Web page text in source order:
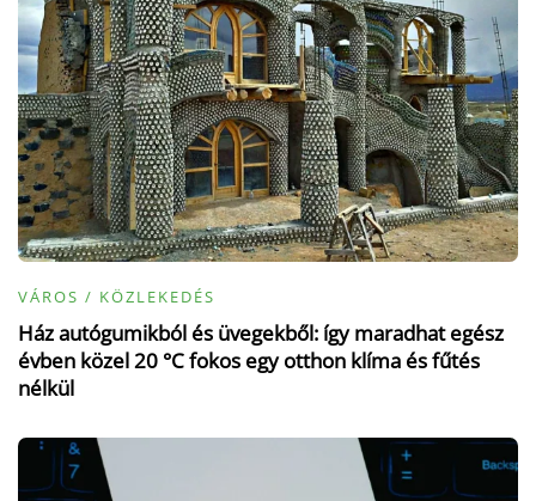
VÁROS / KÖZLEKEDÉS
Ház autógumikból és üvegekből: így maradhat egész
évben közel 20 °C fokos egy otthon klíma és fűtés
nélkül